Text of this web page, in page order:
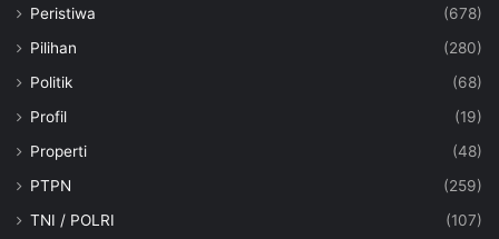
Peristiwa
(678)
Pilihan
(280)
Politik
(68)
Profil
(19)
Properti
(48)
PTPN
(259)
TNI / POLRI
(107)